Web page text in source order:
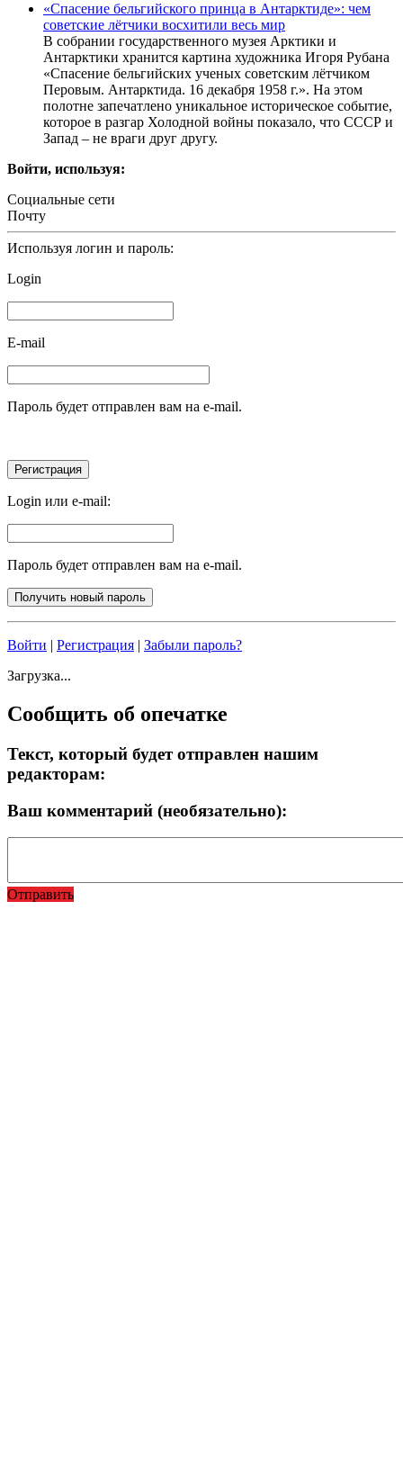
«Спасение бельгийского принца в Антарктиде»: чем
советские лётчики восхитили весь мир
В собрании государственного музея Арктики и
Антарктики хранится картина художника Игоря Рубана
«Спасение бельгийских ученых советским лётчиком
Перовым. Антарктида. 16 декабря 1958 г.». На этом
полотне запечатлено уникальное историческое событие,
которое в разгар Холодной войны показало, что СССР и
Запад – не враги друг другу.
Войти, используя:
Социальные сети
Почту
Используя логин и пароль:
Login
E-mail
Пароль будет отправлен вам на e-mail.
Login или e-mail:
Пароль будет отправлен вам на e-mail.
Войти | Регистрация | Забыли пароль?
Загрузка...
Сообщить об опечатке
Текст, который будет отправлен нашим
редакторам:
Ваш комментарий (необязательно):
Отправить